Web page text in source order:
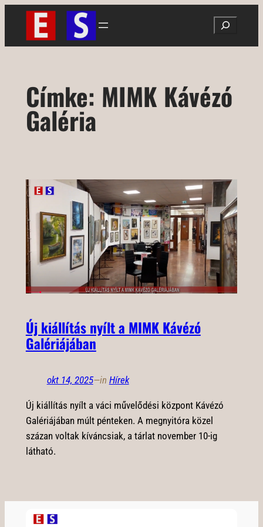
Ugrás
tartalomhoz
Search
Címke: MIMK Kávézó
Galéria
Új kiállítás nyílt a MIMK Kávézó
Galériájában
okt 14, 2025—in Hírek
Új kiállítás nyílt a váci művelődési központ Kávézó
Galériájában múlt pénteken. A megnyitóra közel
százan voltak kíváncsiak, a tárlat november 10-ig
látható.